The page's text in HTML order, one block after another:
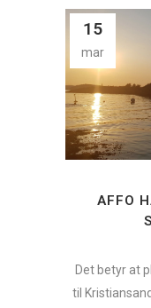
15
mar
AFFO
Det betyr at
til